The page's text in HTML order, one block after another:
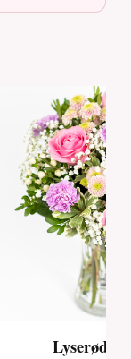
Lyserød